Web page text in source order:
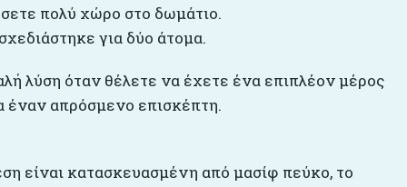
πολύ χώρο στο δωμάτιο.
για δύο άτομα.
λύση όταν θέλετε να έχετε ένα επιπλέον μέρος
έναν απρόσμενο επισκέπτη.
είναι κατασκευασμένη από μασίφ πεύκο, το